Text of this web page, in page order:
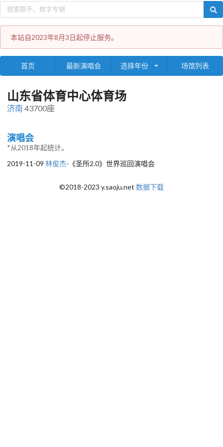
本站自2023年8月3日起停止服务。
首页 最新演唱会 选择年份 场馆列表
山东省体育中心体育场
济南 43700座
演唱会
*从2018年起统计。
2019-11-09 林俊杰-《圣所2.0》世界巡回演唱会
©2018-2023 y.saoju.net 数据下载